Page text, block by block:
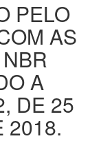
PELO
AS
A
DE 25
2018.